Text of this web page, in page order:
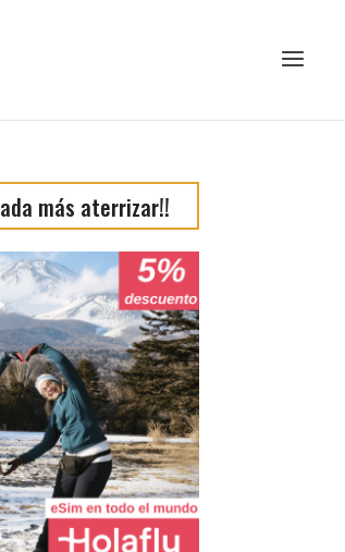
más aterrizar!!